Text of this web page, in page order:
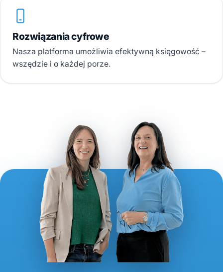
Rozwiązania cyfrowe
Nasza platforma umożliwia efektywną księgowość –
wszędzie i o każdej porze.